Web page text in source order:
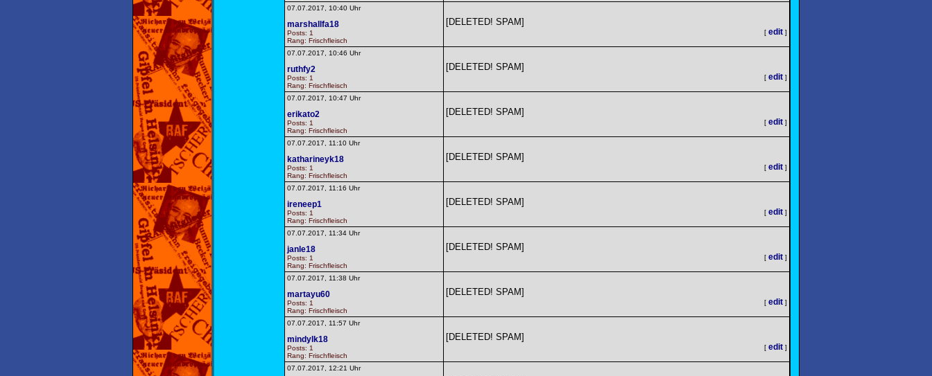
07.07.2017, 10:40 Uhr
marshallfa18
Posts: 1
Rang: Frischfleisch
[DELETED! SPAM]
[ edit ]
07.07.2017, 10:46 Uhr
ruthfy2
Posts: 1
Rang: Frischfleisch
[DELETED! SPAM]
[ edit ]
07.07.2017, 10:47 Uhr
erikato2
Posts: 1
Rang: Frischfleisch
[DELETED! SPAM]
[ edit ]
07.07.2017, 11:10 Uhr
katharineyk18
Posts: 1
Rang: Frischfleisch
[DELETED! SPAM]
[ edit ]
07.07.2017, 11:16 Uhr
ireneep1
Posts: 1
Rang: Frischfleisch
[DELETED! SPAM]
[ edit ]
07.07.2017, 11:34 Uhr
janle18
Posts: 1
Rang: Frischfleisch
[DELETED! SPAM]
[ edit ]
07.07.2017, 11:38 Uhr
martayu60
Posts: 1
Rang: Frischfleisch
[DELETED! SPAM]
[ edit ]
07.07.2017, 11:57 Uhr
mindylk18
Posts: 1
Rang: Frischfleisch
[DELETED! SPAM]
[ edit ]
07.07.2017, 12:21 Uhr